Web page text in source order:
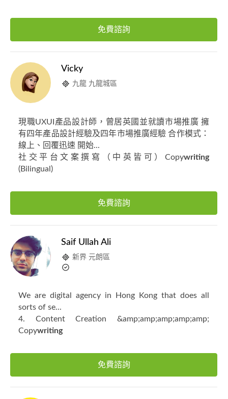
免費諮詢
Vicky
九龍 九龍城區
現職UXUI產品設計師，曾居英國並就讀市場推廣 擁
有四年產品設計經驗及四年市場推廣經驗 合作模式：
線上、回覆迅速 開始...
社交平台文案撰寫（中英皆可）Copywriting
(Bilingual)
免費諮詢
Saif Ullah Ali
新界 元朗區
We are digital agency in Hong Kong that does all
sorts of se...
4. Content Creation &amp;amp;amp;amp;amp;
Copywriting
免費諮詢